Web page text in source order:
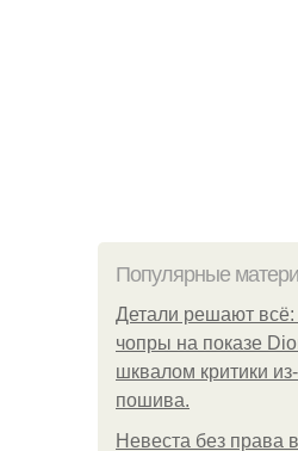
Популярные
Детали решают
чопры на показе
шквалом критики
пошива.
Невеста без права